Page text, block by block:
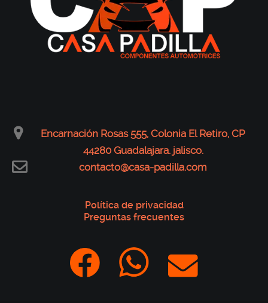
Encarnación Rosas 555, Colonia El Retiro, CP
44280 Guadalajara. jalisco.
contacto@casa-padilla.com
Política de privacidad
Preguntas frecuentes